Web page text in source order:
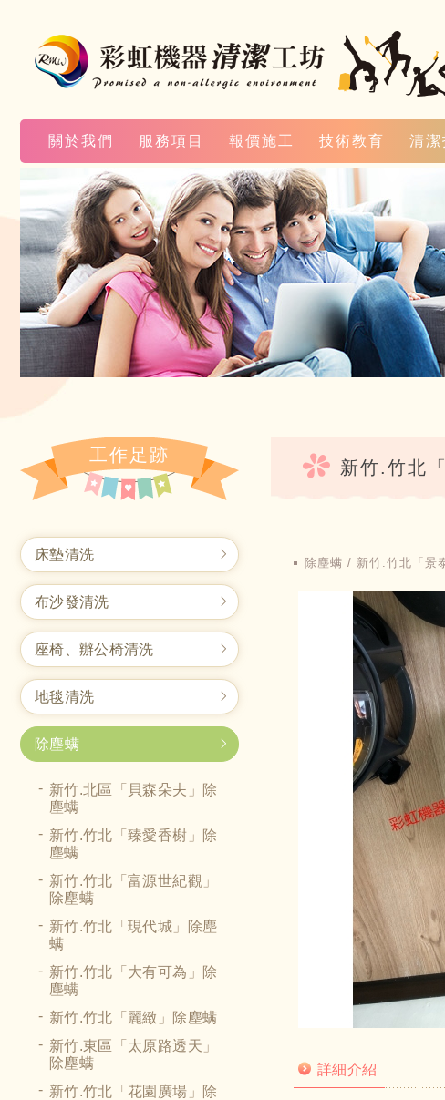
關於我們 服務項目 報價施工 技術教育 清潔
工作足跡
床墊清洗
布沙發清洗
座椅、辦公椅清洗
地毯清洗
除塵螨
新竹.北區「貝森朵夫」除
塵螨
新竹.竹北「臻愛香榭」除
塵螨
新竹.竹北「富源世紀觀」
除塵螨
新竹.竹北「現代城」除塵
螨
新竹.竹北「大有可為」除
塵螨
新竹.竹北「麗緻」除塵螨
新竹.東區「太原路透天」
除塵螨
新竹.竹北「花園廣場」除
新竹.竹北
除塵螨 新竹.竹北「景
詳細介紹